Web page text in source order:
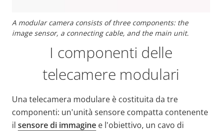
A modular camera consists of three components: the
image sensor, a connecting cable, and the main unit.
I componenti delle
telecamere modulari
Una telecamera modulare è costituita da tre
componenti: un'unità sensore compatta contenente
il sensore di immagine e l'obiettivo, un cavo di